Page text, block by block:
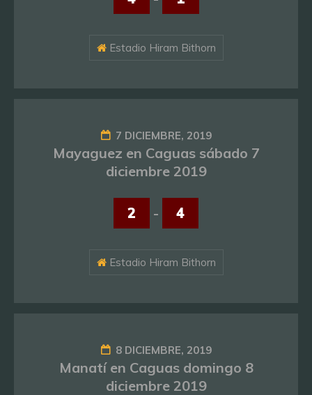
Estadio Hiram Bithorn
7 DICIEMBRE, 2019
Mayaguez en Caguas sábado 7
diciembre 2019
2 - 4
Estadio Hiram Bithorn
8 DICIEMBRE, 2019
Manatí en Caguas domingo 8
diciembre 2019